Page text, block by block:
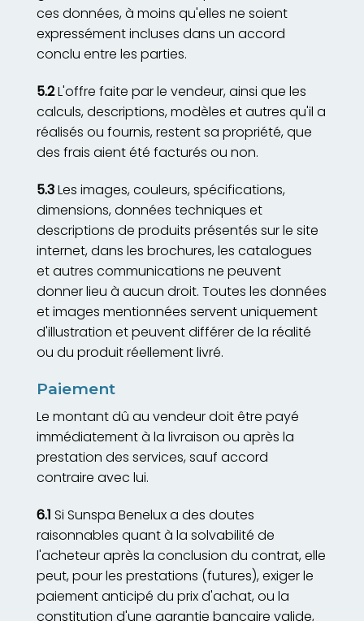
ces données, à moins qu'elles ne soient
expressément incluses dans un accord
conclu entre les parties.
5.2L'offre faite par le vendeur, ainsi que les
calculs, descriptions, modèles et autres qu'il a
réalisés ou fournis, restent sa propriété, que
des frais aient été facturés ou non.
5.3Les images, couleurs, spécifications,
dimensions, données techniques et
descriptions de produits présentés sur le site
internet, dans les brochures, les catalogues
et autres communications ne peuvent
donner lieu à aucun droit. Toutes les données
et images mentionnées servent uniquement
d'illustration et peuvent différer de la réalité
ou du produit réellement livré.
Paiement
Le montant dû au vendeur doit être payé
immédiatement à la livraison ou après la
prestation des services, sauf accord
contraire avec lui.
6.1 Si Sunspa Benelux a des doutes
raisonnables quant à la solvabilité de
l'acheteur après la conclusion du contrat, elle
peut, pour les prestations (futures), exiger le
paiement anticipé du prix d'achat, ou la
constitution d'une garantie bancaire valide,